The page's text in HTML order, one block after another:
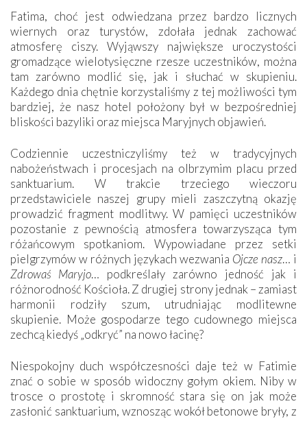
Fatima, choć jest odwiedzana przez bardzo licznych
wiernych oraz turystów, zdołała jednak zachować
atmosferę ciszy. Wyjąwszy największe uroczystości
gromadzące wielotysięczne rzesze uczestników, można
tam zarówno modlić się, jak i słuchać w skupieniu.
Każdego dnia chętnie korzystaliśmy z tej możliwości tym
bardziej, że nasz hotel położony był w bezpośredniej
bliskości bazyliki oraz miejsca Maryjnych objawień.
Codziennie uczestniczyliśmy też w tradycyjnych
nabożeństwach i procesjach na olbrzymim placu przed
sanktuarium. W trakcie trzeciego wieczoru
przedstawiciele naszej grupy mieli zaszczytną okazję
prowadzić fragment modlitwy. W pamięci uczestników
pozostanie z pewnością atmosfera towarzysząca tym
różańcowym spotkaniom. Wypowiadane przez setki
pielgrzymów w różnych językach wezwania Ojcze nasz… i
Zdrowaś Maryjo… podkreślały zarówno jedność jak i
różnorodność Kościoła. Z drugiej strony jednak – zamiast
harmonii rodziły szum, utrudniając modlitewne
skupienie. Może gospodarze tego cudownego miejsca
zechcą kiedyś „odkryć” na nowo łacinę?
Niespokojny duch współczesności daje też w Fatimie
znać o sobie w sposób widoczny gołym okiem. Niby w
trosce o prostotę i skromność stara się on jak może
zasłonić sanktuarium, wznosząc wokół betonowe bryły, z